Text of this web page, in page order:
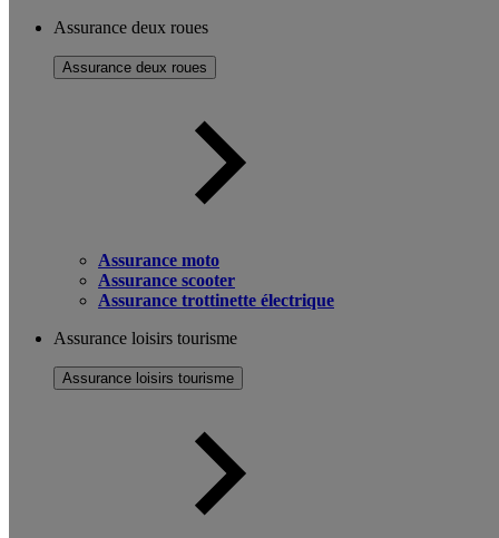
Assurance deux roues
Assurance deux roues
Assurance moto
Assurance scooter
Assurance trottinette électrique
Assurance loisirs tourisme
Assurance loisirs tourisme